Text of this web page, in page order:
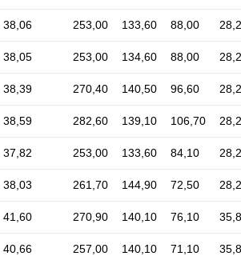
38,06 253,00 133,60 88,00
38,05 253,00 134,60 88,00
38,39 270,40 140,50 96,60
38,59 282,60 139,10 106,70
37,82 253,00 133,60 84,10
38,03 261,70 144,90 72,50
41,60 270,90 140,10 76,10
40,66 257,00 140,10 71,10